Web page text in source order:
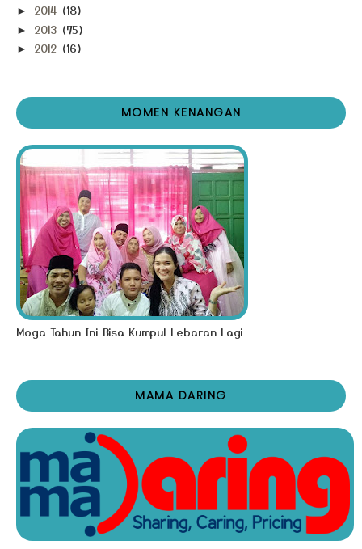
► 2014 (18)
► 2013 (75)
► 2012 (16)
MOMEN KENANGAN
Moga Tahun Ini Bisa Kumpul Lebaran Lagi
MAMA DARING